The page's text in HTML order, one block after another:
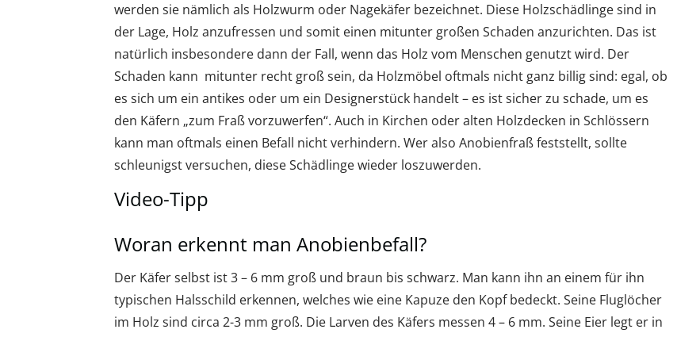
werden sie nämlich als Holzwurm oder Nagekäfer bezeichnet. Diese Holzschädlinge sind in
der Lage, Holz anzufressen und somit einen mitunter großen Schaden anzurichten. Das ist
natürlich insbesondere dann der Fall, wenn das Holz vom Menschen genutzt wird. Der
Schaden kann mitunter recht groß sein, da Holzmöbel oftmals nicht ganz billig sind: egal, ob
es sich um ein antikes oder um ein Designerstück handelt – es ist sicher zu schade, um es
den Käfern „zum Fraß vorzuwerfen“. Auch in Kirchen oder alten Holzdecken in Schlössern
kann man oftmals einen Befall nicht verhindern. Wer also Anobienfraß feststellt, sollte
schleunigst versuchen, diese Schädlinge wieder loszuwerden.
Video-Tipp
Woran erkennt man Anobienbefall?
Der Käfer selbst ist 3 – 6 mm groß und braun bis schwarz. Man kann ihn an einem für ihn
typischen Halsschild erkennen, welches wie eine Kapuze den Kopf bedeckt. Seine Fluglöcher
im Holz sind circa 2-3 mm groß. Die Larven des Käfers messen 4 – 6 mm. Seine Eier legt er in